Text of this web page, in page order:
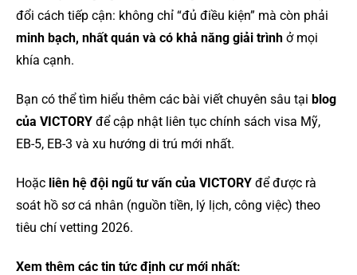
đổi cách tiếp cận: không chỉ “đủ điều kiện” mà còn phải
minh bạch, nhất quán và có khả năng giải trình ở mọi
khía cạnh.
Bạn có thể tìm hiểu thêm các bài viết chuyên sâu tại blog
của VICTORY để cập nhật liên tục chính sách visa Mỹ,
EB-5, EB-3 và xu hướng di trú mới nhất.
Hoặc liên hệ đội ngũ tư vấn của VICTORY để được rà
soát hồ sơ cá nhân (nguồn tiền, lý lịch, công việc) theo
tiêu chí vetting 2026.
Xem thêm các tin tức định cư mới nhất: